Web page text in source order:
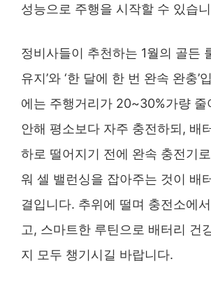
성능으로 주행을 시작할 수 있습
정비사들이 추천하는 1월의 골든
유지’와 ‘한 달에 한 번 완속 완충’
에는 주행거리가 20~30%가량 줄
안해 평소보다 자주 충전하되, 배
하로 떨어지기 전에 완속 충전기
워 셀 밸런싱을 잡아주는 것이 배
결입니다. 추위에 떨며 충전소에
고, 스마트한 루틴으로 배터리 건
지 모두 챙기시길 바랍니다.